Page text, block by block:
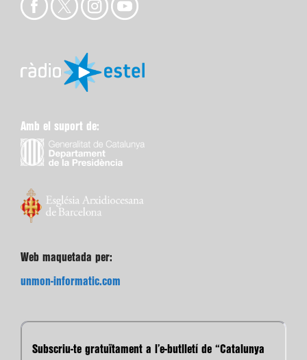
Amb el suport de:
Web maquetada per:
unmon-informatic.com
Subscriu-te gratuïtament a l’e-butlletí de “Catalunya